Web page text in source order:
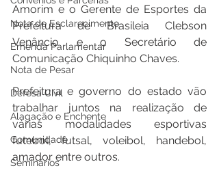
Nota de Esclarecimento
Emenda Parlamentar
Nota de Pesar
Defesa Civil
Alagação e Enchente
Comunidade
Seminários
Amorim e o Gerente de Esportes da
Prefeitura de Brasileia Clebson
Venâncio e o Secretário de
Comunicação Chiquinho Chaves.
Prefeitura e governo do estado vão
trabalhar juntos na realização de
várias modalidades esportivas
futebol, futsal, voleibol, handebol,
amador entre outros.